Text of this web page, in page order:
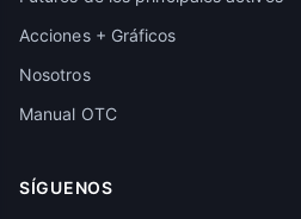
Acciones + Gráficos
Nosotros
Manual OTC
SÍGUENOS